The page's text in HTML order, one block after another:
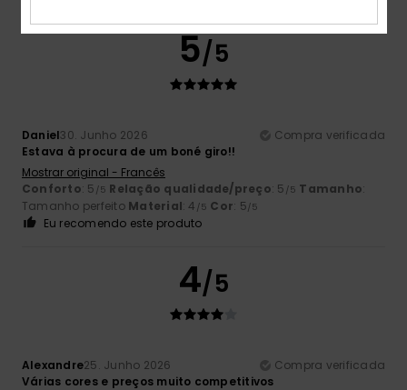
5/5
Daniel30. Junho 2026
Compra verificada
Estava à procura de um boné giro!!
Mostrar original - Francês
Conforto: 5 /5 Relação qualidade/preço: 5 /5 Tamanho:
Tamanho perfeito Material: 4 /5 Cor: 5/5
Eu recomendo este produto
4/5
Alexandre25. Junho 2026
Compra verificada
Várias cores e preços muito competitivos